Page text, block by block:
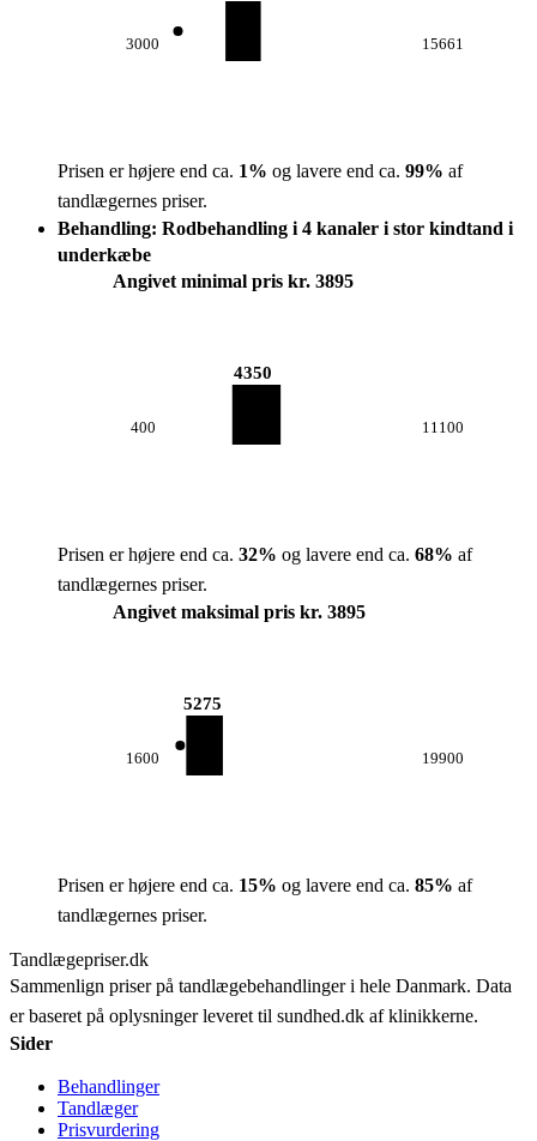
3000 15661
Prisen er højere end ca. 1% og lavere end ca. 99% af
tandlægernes priser.
Behandling: Rodbehandling i 4 kanaler i stor kindtand i
underkæbe
Angivet minimal pris kr. 3895
400
4350
11100
Prisen er højere end ca. 32% og lavere end ca. 68% af
tandlægernes priser.
Angivet maksimal pris kr. 3895
1600
5275
19900
Prisen er højere end ca. 15% og lavere end ca. 85% af
tandlægernes priser.
Tandlægepriser.dk
Sammenlign priser på tandlægebehandlinger i hele Danmark. Data
er baseret på oplysninger leveret til sundhed.dk af klinikkerne.
Sider
Behandlinger
Tandlæger
Prisvurdering